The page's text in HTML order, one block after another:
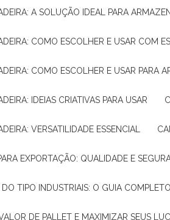
A SOLUÇÃO IDEAL PARA
COMO ESCOLHER E USAR COM
COMO ESCOLHER E USAR PARA
IDEIAS CRIATIVAS PARA USAR
VERSATILIDADE ESSENCIAL
EXPORTAÇÃO: QUALIDADE E
DO TIPO INDUSTRIAIS: O GUIA COMPLETO
DE PALLET E MAXIMIZAR SEUS